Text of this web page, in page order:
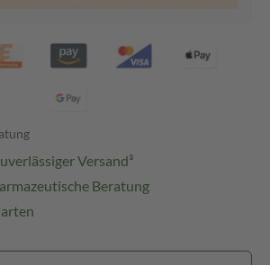
Versand³
Beratung